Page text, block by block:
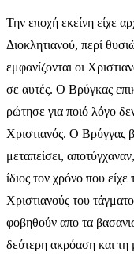
Την εποχή εκείνη είχε
Διοκλητιανού, περί
εμφανίζονται οι
σε αυτές. Ο Βρύγκας
ρώτησε για ποιό λόγο
Χριστιανός. Ο Βρύγγας
μεταπείσει,
ίδιος τον χρόνο που
Χριστιανούς του
φοβηθούν απο τα
δεύτερη ακρόαση και τη